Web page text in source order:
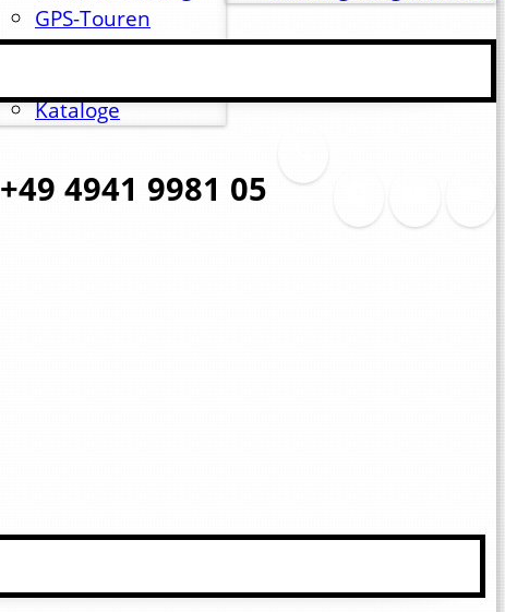
GPS-Touren
Jobs
Kataloge
+49 4941 9981 05